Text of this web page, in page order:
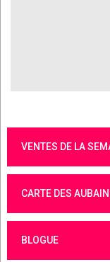
VENTES DE LA
CARTE DES
BLOGUE